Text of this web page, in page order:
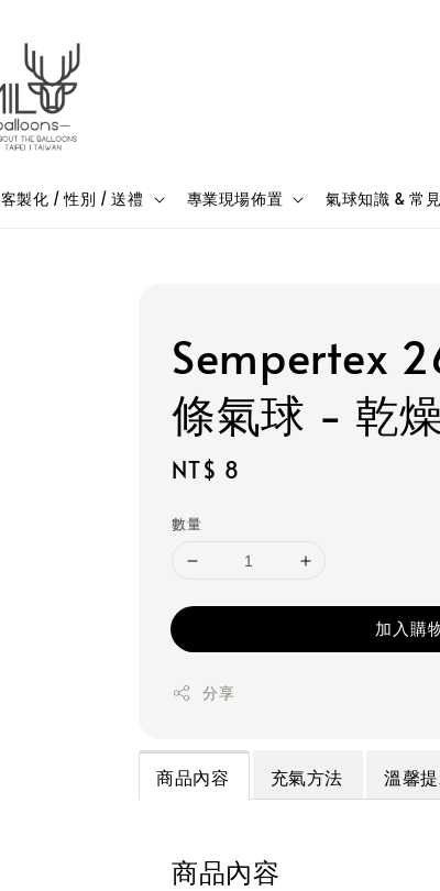
客製化 / 性別 / 送禮 專業現場佈置 氣球知識 & 常
Sempertex
條氣球 - 乾
Regular
NT$ 8
數量
加入購
分享
商品內容 充氣方法 溫馨
商品內容